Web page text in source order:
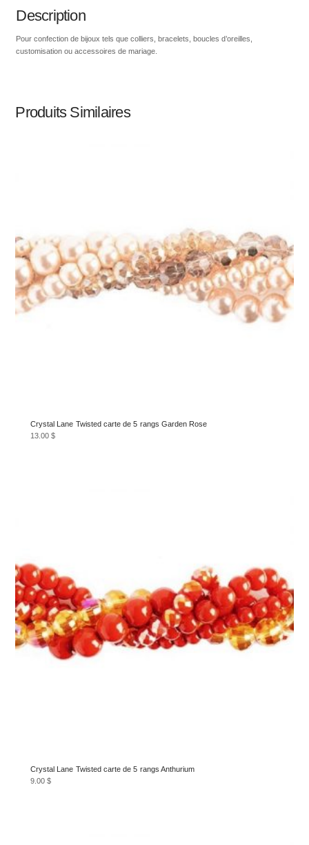
Iris
Description
Pour confection de bijoux tels que colliers, bracelets, boucles d’oreilles,
customisation ou accessoires de mariage.
Produits Similaires
Crystal Lane Twisted carte de 5 rangs Garden Rose
13.00$
Crystal Lane Twisted carte de 5 rangs Anthurium
9.00$